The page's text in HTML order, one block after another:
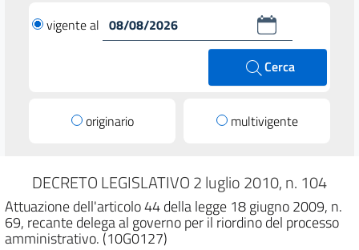
vigente al
Cerca
originario multivigente
DECRETO LEGISLATIVO 2 luglio 2010, n. 104
Attuazione dell'articolo 44 della legge 18 giugno 2009, n.
69, recante delega al governo per il riordino del processo
amministrativo. (10G0127)